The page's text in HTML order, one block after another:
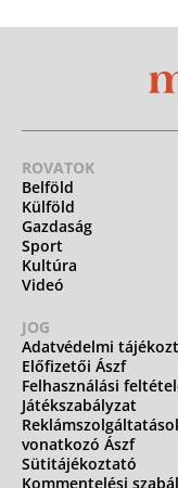
ROVATOK
Belföld
Külföld
Gazdaság
Sport
Kultúra
Videó
JOG
Adatvédelmi
Előfizetői Ászf
Felhasználási
Játékszabályzat
vonatkozó Ászf
Sütitájékoztató
Kommentelési